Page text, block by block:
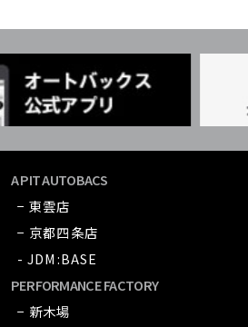
A PIT AUTOBACS
− 東雲店
− 京都四条店
- JDM:BASE
PERFORMANCE FACTORY
− 新木場